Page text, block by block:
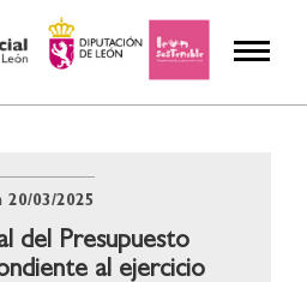
del Presupuesto
al ejercicio
20/03/2025